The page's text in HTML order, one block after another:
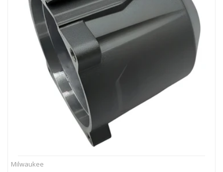
Milwaukee